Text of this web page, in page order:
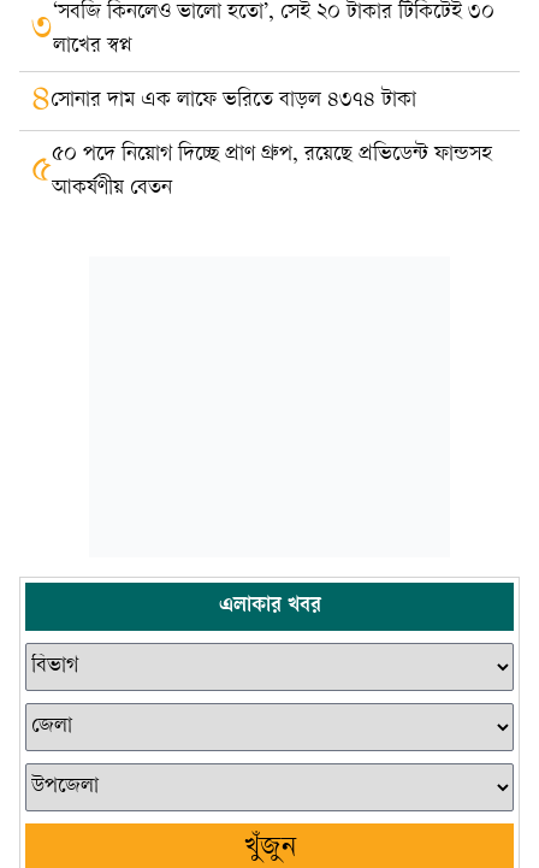
৩‘সবজি কিনলেও ভালো হতো’, সেই ২০ টাকার টিকিটেই ৩০
লাখের স্বপ্ন
৪সোনার দাম এক লাফে ভরিতে বাড়ল ৪৩৭৪ টাকা
৫৫০ পদে নিয়োগ দিচ্ছে প্রাণ গ্রুপ, রয়েছে প্রভিডেন্ট ফান্ডসহ
আকর্ষণীয় বেতন
এলাকার খবর
খুঁজুন